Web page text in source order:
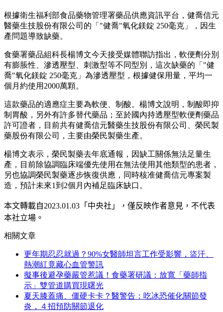
根據衛生福利部食品藥物管理署藥品供應資訊平台，健喬信元
醫藥生技股份有限公司的「"健喬"氧化鎂錠 250毫克」，因生
產問題導致缺藥。
食藥署藥品組科長楊博文今天接受媒體聯訪指出，軟便劑分別
有膨脹性、滲透壓型、刺激型等不同型別，這次缺藥的「"健
喬"氧化鎂錠 250毫克」為滲透壓型，根據健保用量，平均一
個月約使用2000萬顆。
這款藥品的適應症主要為軟便、制酸。楊博文說明，制酸即抑
制胃酸，另外有許多替代藥品；至於國內持透壓型軟便劑藥品
許可證者，目前共有健喬信元醫藥生技股份有限公司、榮民製
藥股份有限公司，主要由榮民製藥生產。
楊博文表示，榮民製藥去年底通報，因缺工關係無法足量生
產，目前除協調臨床端優先使用在無法使用其他類型的患者，
另也協調榮民製藥逐步恢復供應，同時核准健喬信元專案製
造，預計未來1到2個月內補足臨床缺口。
本文轉載自2023.01.03 「中央社」
，僅反映作者意見，不代表
本社立場。
相關文章
更年期忍忍就過？90%女醫師坦言工作受影響，盜汗、
熱潮紅竟藏心血管警訊
擬事後避孕藥嚴管惹議！食藥署研議：放寬「藥師指
示」雙管道購買現曙光
夏天膝蓋痛、僵硬卡卡？醫警告：吃冰恐催化關節發
炎，４招預防關節退化